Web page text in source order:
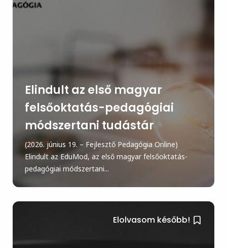
Elindult az első magyar
felsőoktatás-pedagógiai
módszertani tudástár
(2026. június 19. – Fejlesztő Pedagógia Online)
Elindult az EduMod, az első magyar felsőoktatás-
pedagógiai módszertani...
Elolvasom később!